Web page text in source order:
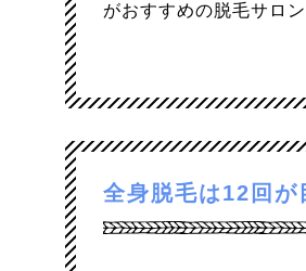
がおすすめの脱毛サロ
全身脱毛は12回が